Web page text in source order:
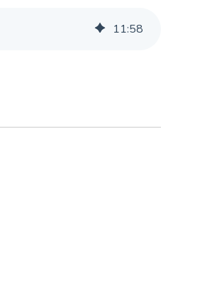
11:58